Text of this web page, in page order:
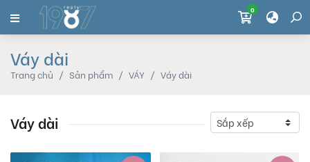
0
Váy dài
Trang chủ Sản phẩm VÁY Váy dài
Váy dài